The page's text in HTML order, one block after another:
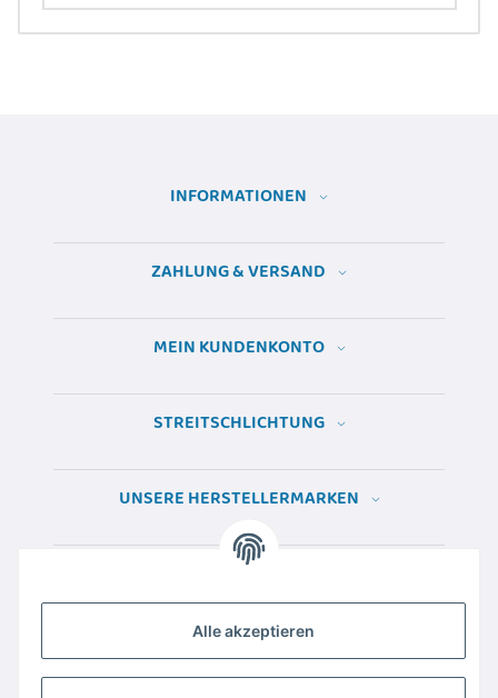
Alle akzeptieren
INFORMATIONEN
ZAHLUNG & VERSAND
MEIN KUNDENKONTO
STREITSCHLICHTUNG
UNSERE HERSTELLERMARKEN